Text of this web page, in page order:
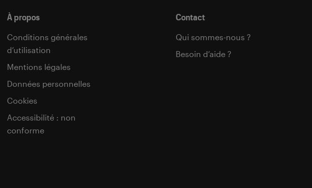
À propos
Conditions générales
d’utilisation
Mentions légales
Données personnelles
Cookies
Accessibilité : non
conforme
Contact
Qui sommes-nous ?
Besoin d’aide ?